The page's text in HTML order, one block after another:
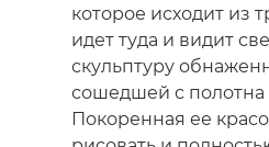
которое исходит из
идет туда и видит
скульптуру
сошедшей с полотна
Покоренная ее